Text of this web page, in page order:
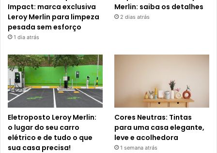
Impact: marca exclusiva
Leroy Merlin para limpeza
pesada sem esforço
1 dia atrás
Merlin: saiba os detalhes
2 dias atrás
Eletroposto Leroy Merlin:
o lugar do seu carro
elétrico e de tudo o que
sua casa precisa!
Cores Neutras: Tintas
para uma casa elegante,
leve e acolhedora
1 semana atrás